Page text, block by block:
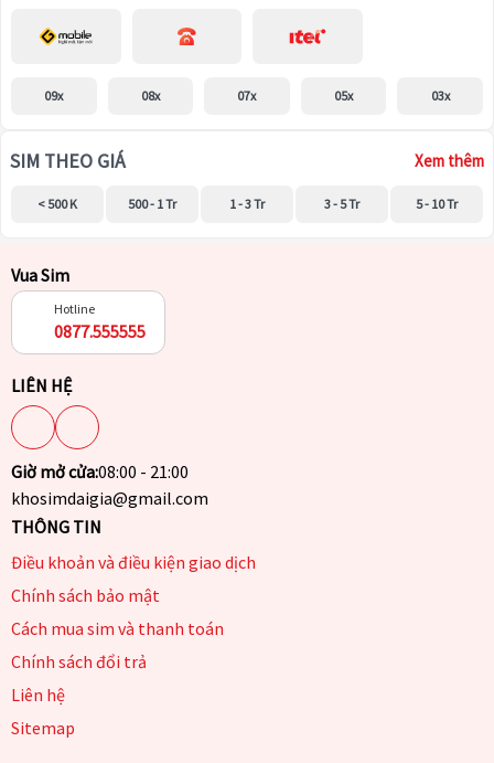
09x 08x 07x 05x 03x
SIM THEO GIÁ Xem thêm
< 500 K 500 - 1 Tr 1 - 3 Tr 3 - 5 Tr 5 - 10 Tr
Vua Sim
Hotline
0877.555555
LIÊN HỆ
Giờ mở cửa:08:00 - 21:00
khosimdaigia@gmail.com
THÔNG TIN
Điều khoản và điều kiện giao dịch
Chính sách bảo mật
Cách mua sim và thanh toán
Chính sách đổi trả
Liên hệ
Sitemap